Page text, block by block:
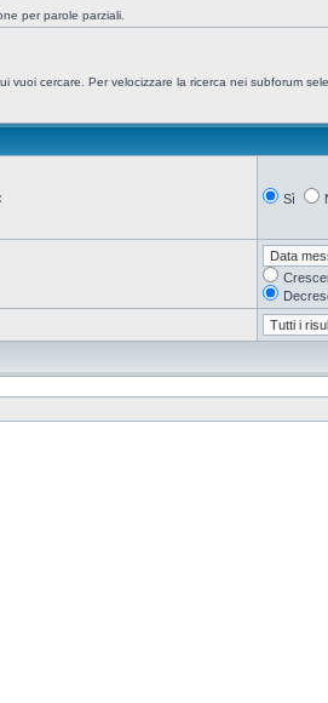
per parole parziali.
vuoi cercare. Per velocizzare la ricerca nei subforum
Sì